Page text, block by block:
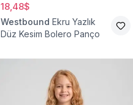
18,48$
Westbound Ekru Yazlık
Düz Kesim Bolero Panço